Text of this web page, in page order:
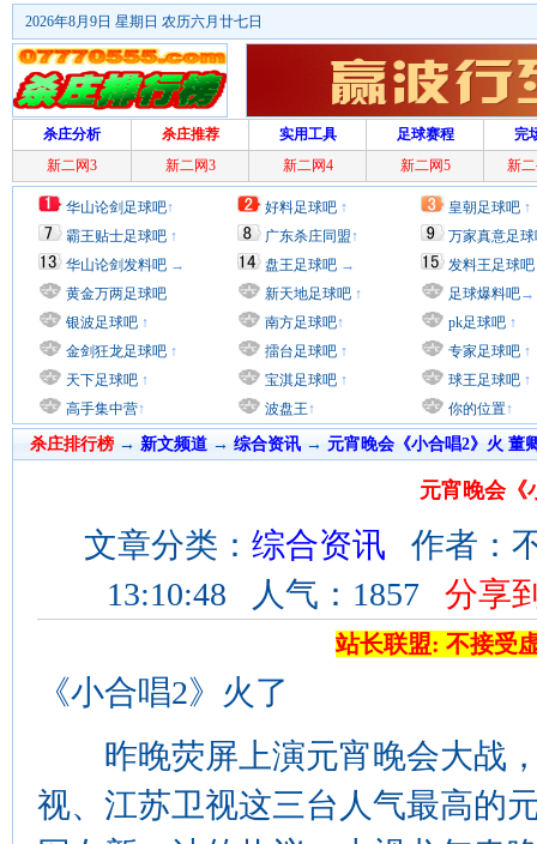
2026年8月9日 星期日 农历六月廿七日
杀庄分析 杀庄推荐 实用工具 足球赛程
完
新二网3
新二网3 新二网4 新二网5 新
华山论剑足球吧↑
霸王贴士足球吧 ↑
华山论剑发料吧 →
黄金万两足球吧
银波足球吧 ↑
金剑狂龙足球吧 ↑
天下足球吧 ↑
高手集中营↑
好料足球吧 ↑
广东杀庄同盟↑
盘王足球吧 →
新天地足球吧 ↑
南方足球吧↑
擂台足球吧 ↑
宝淇足球吧 ↑
波盘王↑
皇朝足球吧 ↑
万家真意足
发料王足球吧
足球爆料吧→
pk足球吧 ↑
专家足球吧 ↑
球王足球吧 ↑
你的位置↑
杀庄排行榜 → 新文频道→ 综合资讯 → 元宵晚会《小合唱2》火 董
元宵晚会《
文章分类： 综合资讯 作者：
13:10:48 人气：1857 分享
站长联盟: 不接受
《小合唱2》火了
昨晚荧屏上演元宵晚会大战，
视、江苏卫视这三台人气最高的